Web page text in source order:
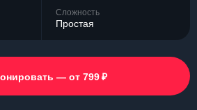
Сложность
Простая
— от 799 ₽